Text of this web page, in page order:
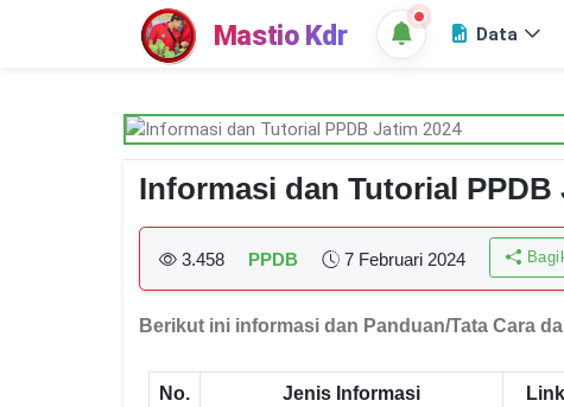
Mastio Kdr Data
Informasi dan Tutorial PPDB
3.458 PPDB 7 Februari 2024
Berikut ini informasi dan Panduan/Tata Cara
No. Jenis Informasi